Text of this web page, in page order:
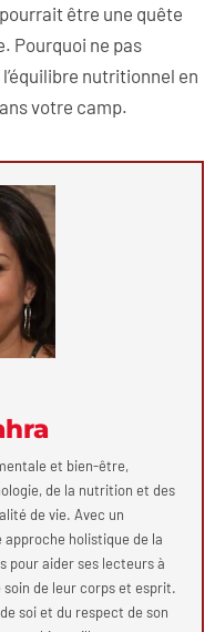
être une quête
Pourquoi ne pas
nutritionnel en
votre camp.
et bien-être,
de la nutrition et des
de vie. Avec un
holistique de la
pour aider ses lecteurs à
de leur corps et esprit.
soi et du respect de son